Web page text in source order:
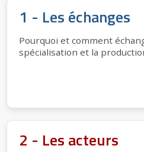
1 - Les échanges
Pourquoi et comment
spécialisation et la
2 - Les acteurs